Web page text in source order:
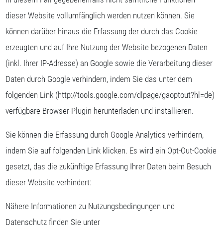
dieser Website vollumfänglich werden nutzen können. Sie
können darüber hinaus die Erfassung der durch das Cookie
erzeugten und auf Ihre Nutzung der Website bezogenen Daten
(inkl. Ihrer IP-Adresse) an Google sowie die Verarbeitung dieser
Daten durch Google verhindern, indem Sie das unter dem
folgenden Link (http://tools.google.com/dlpage/gaoptout?hl=de)
verfügbare Browser-Plugin herunterladen und installieren.
Sie können die Erfassung durch Google Analytics verhindern,
indem Sie auf folgenden Link klicken. Es wird ein Opt-Out-Cookie
gesetzt, das die zukünftige Erfassung Ihrer Daten beim Besuch
dieser Website verhindert:
Nähere Informationen zu Nutzungsbedingungen und
Datenschutz finden Sie unter